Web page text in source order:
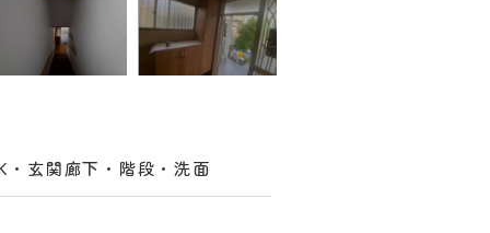
・玄関廊下・階段・洗面